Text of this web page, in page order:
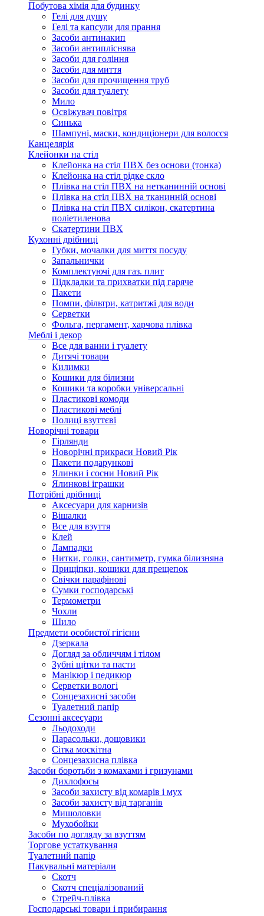
Побутова хімія для будинку
Гелі для душу
Гелі та капсули для прання
Засоби антинакип
Засоби антипліснява
Засоби для гоління
Засоби для миття
Засоби для прочищення труб
Засоби для туалету
Мило
Освіжувач повітря
Синька
Шампуні, маски, кондиціонери для волосся
Канцелярія
Клейонки на стіл
Клейонка на стіл ПВХ без основи (тонка)
Клейонка на стіл рідке скло
Плівка на стіл ПВХ на нетканинній основі
Плівка на стіл ПВХ на тканинній основі
Плівка на стіл ПВХ силікон, скатертина
поліетиленова
Скатертини ПВХ
Кухонні дрібниці
Губки, мочалки для миття посуду
Запальнички
Комплектуючі для газ. плит
Підкладки та прихватки під гаряче
Пакети
Помпи, фільтри, катритжі для води
Серветки
Фольга, пергамент, харчова плівка
Меблі і декор
Все для ванни і туалету
Дитячі товари
Килимки
Кошики для білизни
Кошики та коробки універсальні
Пластикові комоди
Пластикові меблі
Полиці взуттєві
Новорічні товари
Гірлянди
Новорічні прикраси Новий Рік
Пакети подарункові
Ялинки і сосни Новий Рік
Ялинкові іграшки
Потрібні дрібниці
Аксесуари для карнизів
Вішалки
Все для взуття
Клей
Лампадки
Нитки, голки, сантиметр, гумка білизняна
Прищіпки, кошики для прещепок
Свічки парафінові
Сумки господарські
Термометри
Чохли
Шило
Предмети особистої гігієни
Дзеркала
Догляд за обличчям і тілом
Зубні щітки та пасти
Манікюр і педикюр
Серветки вологі
Сонцезахисні засоби
Туалетний папір
Сезонні аксесуари
Льодоходи
Парасольки, дощовики
Сітка москітна
Сонцезахисна плівка
Засоби боротьби з комахами і гризунами
Дихлофосы
Засоби захисту від комарів і мух
Засоби захисту від тарганів
Мишоловки
Мухобойки
Засоби по догляду за взуттям
Торгове устаткування
Туалетний папір
Пакувальні матеріали
Скотч
Скотч спеціалізований
Стрейч-плівка
Господарські товари і прибирання